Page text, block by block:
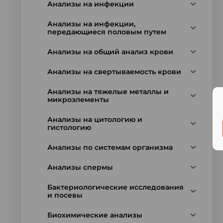
Анализы на инфекции
Анализы на инфекции,
передающиеся половым путем
Анализы на общий анализ крови
Анализы на свертываемость крови
Анализы на тяжелые металлы и
микроэлементы
Анализы на цитологию и
гистологию
Анализы по системам организма
Анализы спермы
Бактериологические исследования
и посевы
Биохимические анализы